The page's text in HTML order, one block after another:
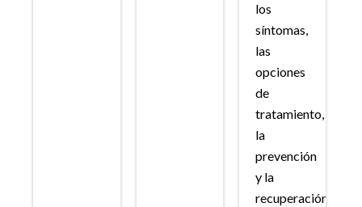
los
síntomas,
las
opciones
de
tratamiento,
la
prevención
y la
recuperación.